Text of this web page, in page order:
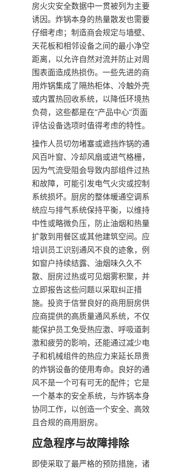
房火灾安全数据中一贯被列为主要
诱因。炸锅本身的热量散发也需要
仔细考虑；制造商会规定与墙壁、
天花板和相邻设备之间的最小净空
距离，以允许自然对流并防止对周
围表面造成热损伤。一些先进的商
用炸锅集成了隔热柜体、冷触外壳
或内置热回收系统，以降低环境热
负荷，这些都是在“产品中心”页面
评估设备选项时值得考虑的特性。
操作人员切勿堵塞或遮挡炸锅的通
风百叶窗、冷却风扇或进气格栅，
因为气流受阻会导致内部组件过热
和故障，可能引发电气火灾或控制
系统损坏。厨房的整体暖通空调系
统应与排气系统保持平衡，以维持
中性或略微负压，防止油烟和热量
扩散到用餐区或其他建筑空间。应
培训员工识别通风不良的迹象，例
如窗户持续结露、油烟味久久不
散、厨房过热或可见烟雾积聚，并
立即报告这些问题以采取纠正措
施。投资于信誉良好的商用厨房供
应商提供的高质量通风系统，不仅
能保护员工免受热应激、呼吸道刺
激和疲劳的影响，还能通过减少电
子和机械组件的热应力来延长昂贵
的炸锅设备的使用寿命。良好的通
风不是一个可有可无的配件；它是
一个基本的安全系统，与炸锅本身
协同工作，以创造一个安全、高效
且合规的商用厨房。
即使采取了最严格的预防措施，诸